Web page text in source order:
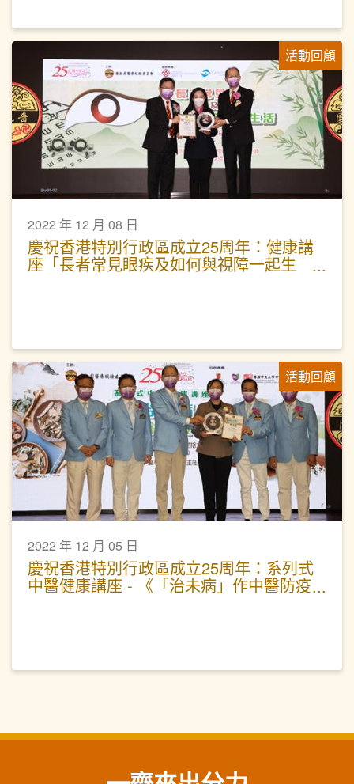
活動回顧
2022 年 12 月 08 日
慶祝香港特別行政區成立25周年：健康講
座「長者常見眼疾及如何與視障一起生
活動回顧
2022 年 12 月 05 日
慶祝香港特別行政區成立25周年：系列式
中醫健康講座 - 《「治未病」作中醫防疫